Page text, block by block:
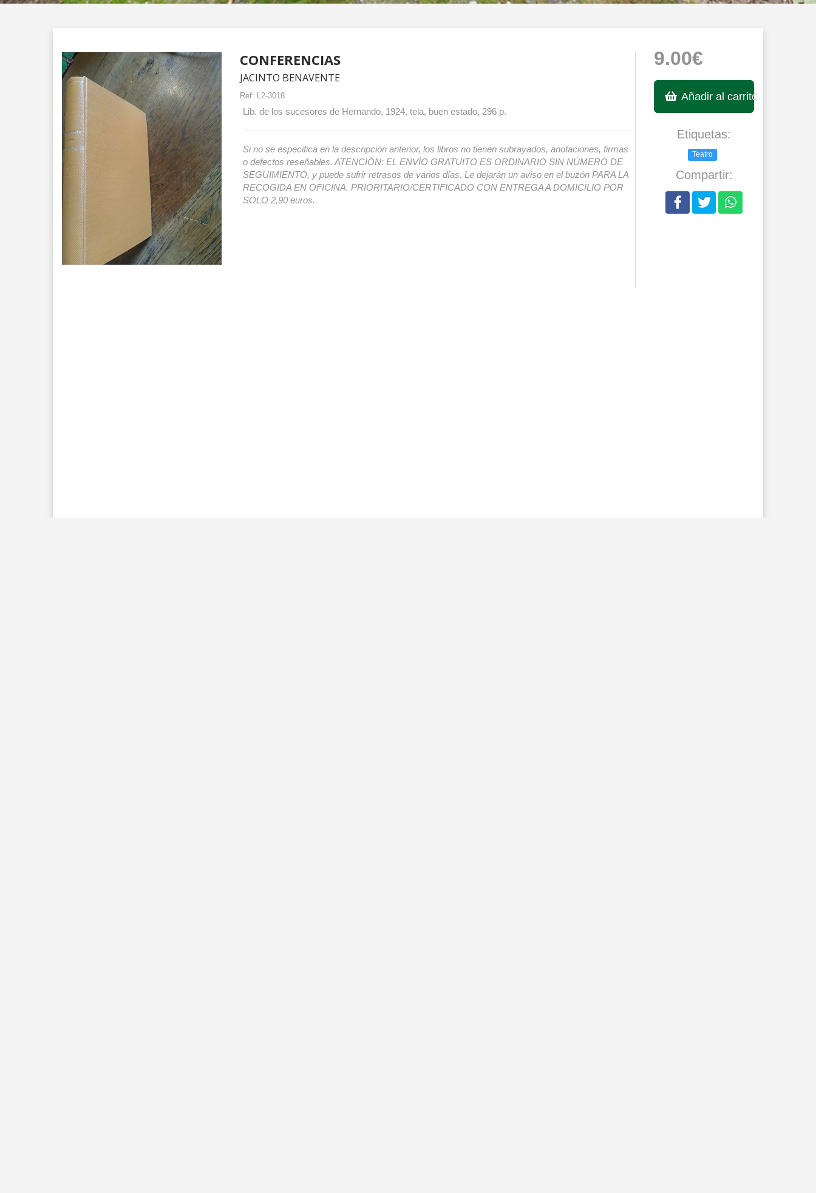
CONFERENCIAS
JACINTO BENAVENTE
Ref: L2-3018
Lib. de los sucesores de Hernando, 1924, tela, buen estado, 296 p.
Si no se especifica en la descripción anterior, los libros no tienen subrayados, anotaciones, firmas
o defectos reseñables. ATENCIÓN: EL ENVÍO GRATUITO ES ORDINARIO SIN NÚMERO DE
SEGUIMIENTO, y puede sufrir retrasos de varios días. Le dejarán un aviso en el buzón PARA LA
RECOGIDA EN OFICINA. PRIORITARIO/CERTIFICADO CON ENTREGA A DOMICILIO POR
SOLO 2,90 euros.
9.00€
Añadir al carrito
Etiquetas:
Teatro
Compartir: